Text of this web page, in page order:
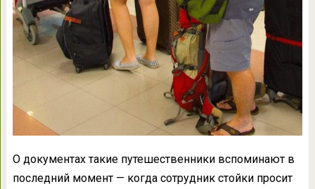
О документах такие путешественники вспоминают в
последний момент — когда сотрудник стойки просит